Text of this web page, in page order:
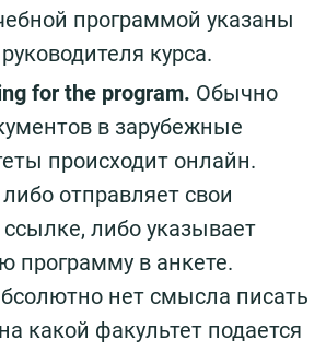
программой указаны
курса.
for the program. Обычно
в зарубежные
происходит онлайн.
отправляет свои
либо указывает
программу в анкете.
нет смысла писать
какой факультет подается